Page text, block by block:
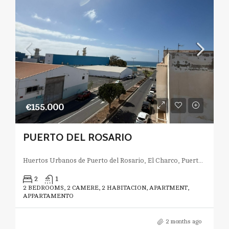
€155.000
PUERTO DEL ROSARIO
Huertos Urbanos de Puerto del Rosario, El Charco, Puerto del Rosario, Las Palmas, Canarias, España
2 1
2 BEDROOMS, 2 CAMERE, 2 HABITACION, APARTMENT,
APPARTAMENTO
2 months ago